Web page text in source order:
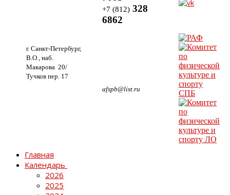
г. Санкт-Петербург,
В.О., наб.
Макарова 20/
Тучков пер. 17
+7 (812) 328
6862
afspb@list.ru
Главная
Календарь
2026
2025